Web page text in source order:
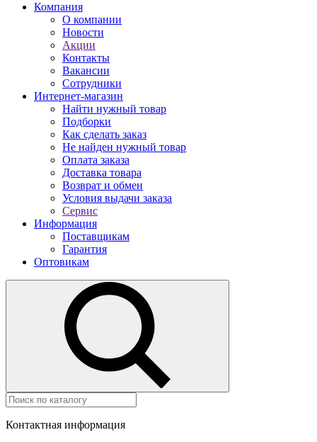
Компания
О компании
Новости
Акции
Контакты
Вакансии
Сотрудники
Интернет-магазин
Найти нужный товар
Подборки
Как сделать заказ
Не найден нужный товар
Оплата заказа
Доставка товара
Возврат и обмен
Условия выдачи заказа
Сервис
Информация
Поставщикам
Гарантия
Оптовикам
Контактная информация